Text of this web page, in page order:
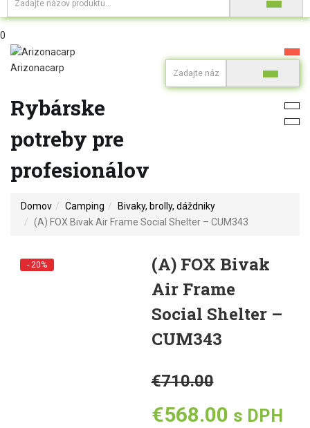
0
Arizonacarp
Rybárske
potreby pre
profesionálov
Domov Camping
Bivaky, brolly, dáždniky
(A) FOX Bivak Air Frame Social Shelter – CUM343
- 20%
(A) FOX Bivak
Air Frame
Social Shelter –
CUM343
€710.00
Original
€568.00Current
s DPH